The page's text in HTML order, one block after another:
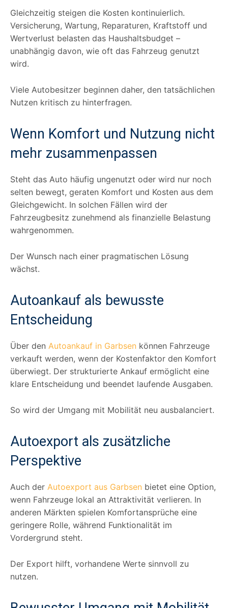
Gleichzeitig steigen die Kosten kontinuierlich.
Versicherung, Wartung, Reparaturen, Kraftstoff und
Wertverlust belasten das Haushaltsbudget –
unabhängig davon, wie oft das Fahrzeug genutzt
wird.
Viele Autobesitzer beginnen daher, den tatsächlichen
Nutzen kritisch zu hinterfragen.
Wenn Komfort und Nutzung nicht
mehr zusammenpassen
Steht das Auto häufig ungenutzt oder wird nur noch
selten bewegt, geraten Komfort und Kosten aus dem
Gleichgewicht. In solchen Fällen wird der
Fahrzeugbesitz zunehmend als finanzielle Belastung
wahrgenommen.
Der Wunsch nach einer pragmatischen Lösung
wächst.
Autoankauf als bewusste
Entscheidung
Über den Autoankauf in Garbsen können Fahrzeuge
verkauft werden, wenn der Kostenfaktor den Komfort
überwiegt. Der strukturierte Ankauf ermöglicht eine
klare Entscheidung und beendet laufende Ausgaben.
So wird der Umgang mit Mobilität neu ausbalanciert.
Autoexport als zusätzliche
Perspektive
Auch der Autoexport aus Garbsen bietet eine Option,
wenn Fahrzeuge lokal an Attraktivität verlieren. In
anderen Märkten spielen Komfortansprüche eine
geringere Rolle, während Funktionalität im
Vordergrund steht.
Der Export hilft, vorhandene Werte sinnvoll zu
nutzen.